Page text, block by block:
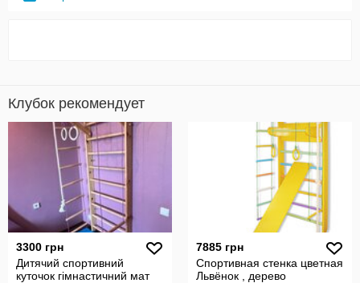
Клубок рекомендует
3300 грн
Дитячий спортивний
куточок гімнастичний мат
7885 грн
Спортивная стенка цветная
Львёнок , дерево